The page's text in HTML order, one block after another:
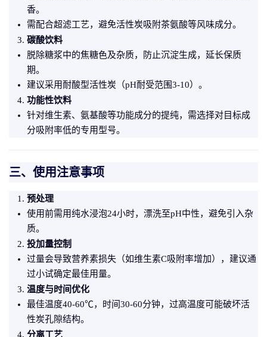
香。
需配合超滤工艺，避免活性炭吸附茶氨酸等风味成分。
碳酸饮料
脱除糖浆中的焦糖色及杂质，防止沉淀生成，延长保质
期。
建议采用耐酸型活性炭（pH耐受范围3-10）。
功能性饮料
针对维生素、氨基酸等功能成分的提纯，需选择对目标成
分吸附率低的专用型号。
三、使用注意事项
预处理
使用前需用纯水浸泡24小时，漂洗至pH中性，避免引入杂
质。
投加量控制
过量会导致营养素损失（如维生素C吸附率增加），建议通
过小试确定最佳用量。
温度与时间优化
最佳温度40-60℃，时间30-60分钟，过高温度可能破坏活
性炭孔隙结构。
分离工艺